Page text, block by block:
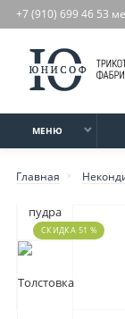
+7 (910) 699 46 53
МЕНЮ
Главная
СКИДКА 51 %